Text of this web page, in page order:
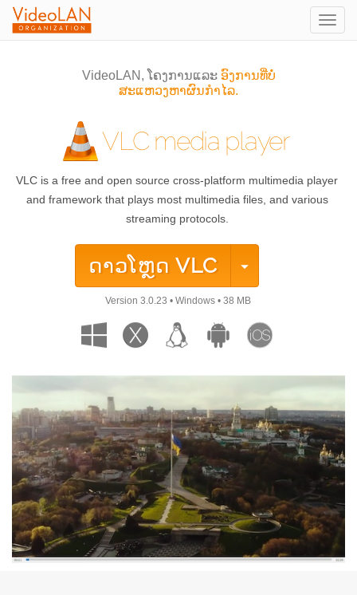
VideoLAN, ໂຄງການແລະ ອົງການທີ່ບໍ່
ສະແຫວງຫາຜົນກຳໄລ.
VLC media player
VLC is a free and open source cross-platform multimedia player
and framework that plays most multimedia files, and various
streaming protocols.
ດາວໂຫຼດVLC
Version 3.0.23 • Windows • 38 MB